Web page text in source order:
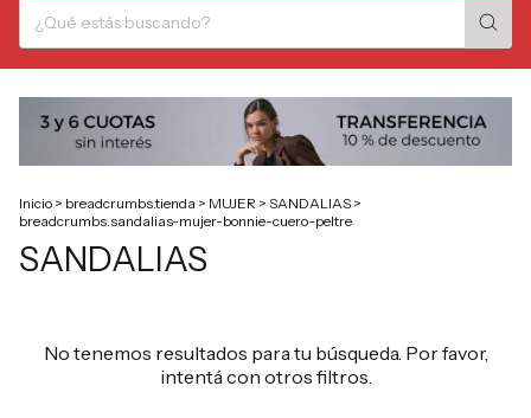
Inicio > breadcrumbs.tienda > MUJER > SANDALIAS >
breadcrumbs.sandalias-mujer-bonnie-cuero-peltre
SANDALIAS
No tenemos resultados para tu búsqueda. Por favor,
intentá con otros filtros.